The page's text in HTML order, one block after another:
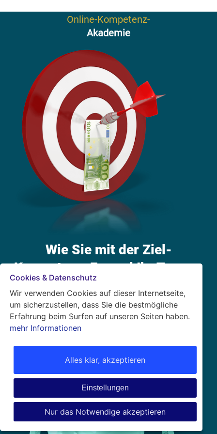
Online-Kompetenz-
Akademie
Wie Sie mit der Ziel-
Kompetenz-Formel Ihr Traum-
Leben erreichen!
Cookies & Datenschutz
Wir verwenden Cookies auf dieser Internetseite,
um sicherzustellen, dass Sie die bestmögliche
Erfahrung beim Surfen auf unseren Seiten haben.
mehr Informationen
Alles klar, akzeptieren
Einstellungen
Nur das Notwendige akzeptieren